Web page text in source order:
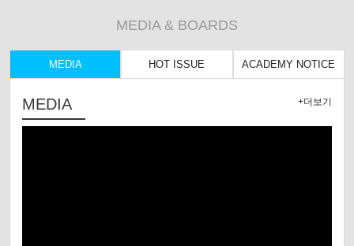
MEDIA & BOARDS
MEDIA HOT ISSUE ACADEMY NOTICE
MEDIA +더보기